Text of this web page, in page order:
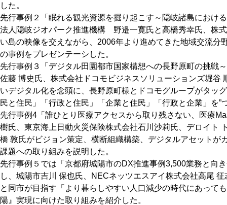
した。
先行事例２「眠れる観光資源を掘り起こす～隠岐諸島におけ
法人隠岐ジオパーク推進機構 野邉一寛氏と高橋秀幸氏、株
い島の映像を交えながら、2006年より進めてきた地域交流分
の事例をプレゼンテーシした。
先行事例３「デジタル田園都市国家構想への長野原町の挑
佐藤 博史氏、株式会社ドコモビジネスソリューションズ堀谷
いデジタル化を念頭に、長野原町様とドコモグループがタッ
民と住民」「行政と住民」「企業と住民」「行政と企業」を”
先行事例4「誰ひとり医療アクセスから取り残さない、医療
樹氏、東京海上日動火災保険株式会社石川沙莉氏、デロイト
橋 敦氏がビジョン策定、横断組織構築、デジタルアセットが
課題への取り組みを説明した。
先行事例５では「京都府城陽市のDX推進事例3,500業務と向
し、城陽市吉川 保也氏、NECネッツエスアイ株式会社高尾
と同市が目指す「より暮らしやすい人口減少の時代にあって
陽』実現に向けた取り組みを紹介した。